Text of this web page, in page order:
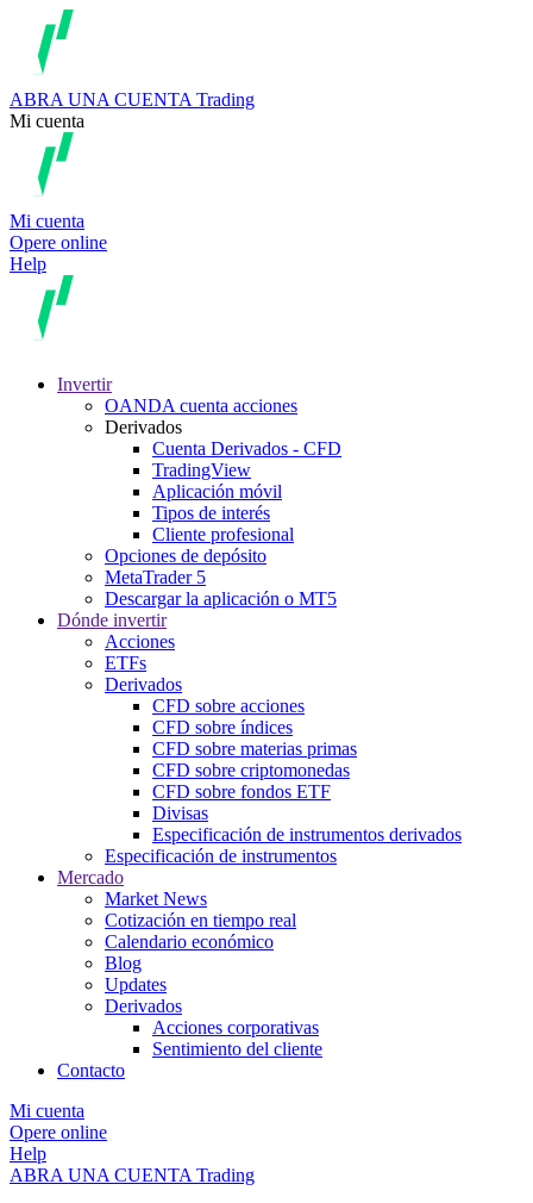
ABRA UNA CUENTA Trading
Mi cuenta
Mi cuenta
Opere online
Help
Invertir
OANDA cuenta acciones
Derivados
Cuenta Derivados - CFD
TradingView
Aplicación móvil
Tipos de interés
Cliente profesional
Opciones de depósito
MetaTrader 5
Descargar la aplicación o MT5
Dónde invertir
Acciones
ETFs
Derivados
CFD sobre acciones
CFD sobre índices
CFD sobre materias primas
CFD sobre criptomonedas
CFD sobre fondos ETF
Divisas
Especificación de instrumentos derivados
Especificación de instrumentos
Mercado
Market News
Cotización en tiempo real
Calendario económico
Blog
Updates
Derivados
Acciones corporativas
Sentimiento del cliente
Contacto
Mi cuenta
Opere online
Help
ABRA UNA CUENTA Trading